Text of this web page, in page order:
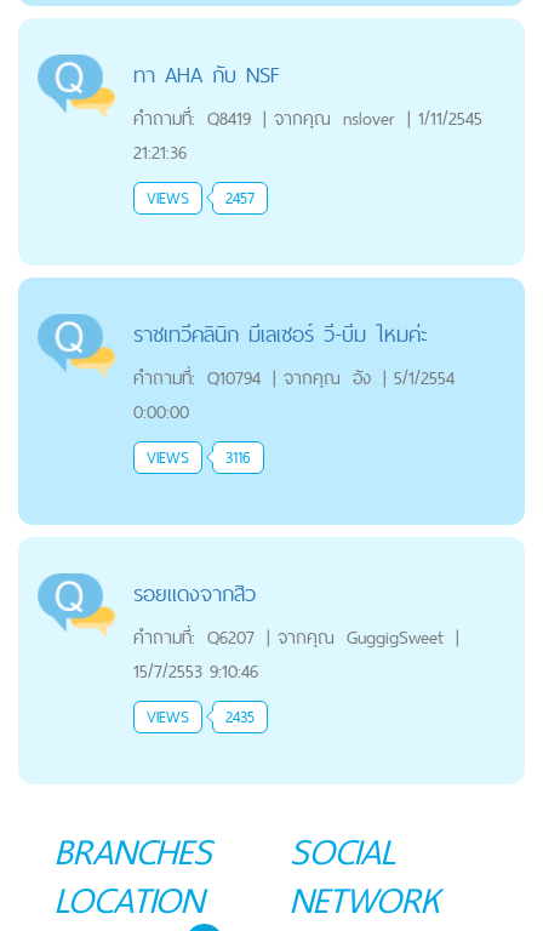
ทา AHA กับ NSF
คำถามที่: Q8419 | จากคุณ nslover | 1/11/2545
21:21:36
VIEWS 2457
ราชเทวีคลินิก มีเลเซอร์ วี-บีม ไหมค่ะ
คำถามที่: Q10794 | จากคุณ อัง | 5/1/2554
0:00:00
VIEWS 3116
รอยแดงจากสิว
คำถามที่: Q6207 | จากคุณ GuggigSweet |
15/7/2553 9:10:46
VIEWS 2435
BRANCHES
LOCATION
SOCIAL
NETWORK